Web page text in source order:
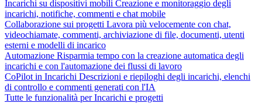
Incarichi su dispositivi mobili Creazione e monitoraggio degli
incarichi, notifiche, commenti e chat mobile
Collaborazione sui progetti Lavora più velocemente con chat,
videochiamate, commenti, archiviazione di file, documenti, utenti
esterni e modelli di incarico
Automazione Risparmia tempo con la creazione automatica degli
incarichi e con l'automazione dei flussi di lavoro
CoPilot in Incarichi Descrizioni e riepiloghi degli incarichi, elenchi
di controllo e commenti generati con l'IA
Tutte le funzionalità per Incarichi e progetti